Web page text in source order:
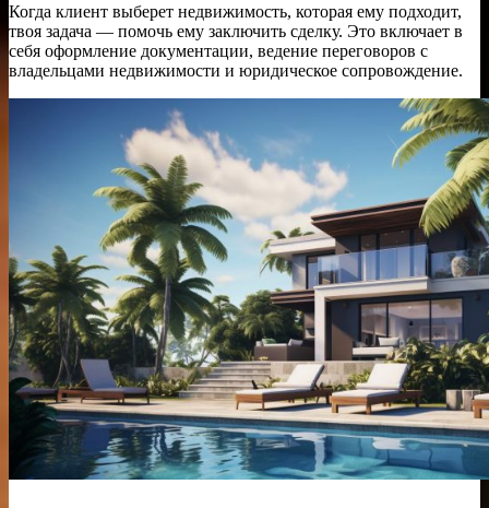
Когда клиент выберет недвижимость, которая ему подходит,
твоя задача — помочь ему заключить сделку. Это включает в
себя оформление документации, ведение переговоров с
владельцами недвижимости и юридическое сопровождение.